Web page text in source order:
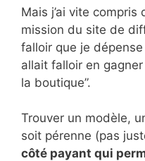
Mais j’ai vite compris
mission du site de
falloir que je dépense
allait falloir en
la boutique”.
Trouver un modèle,
soit pérenne (pas
côté payant qui